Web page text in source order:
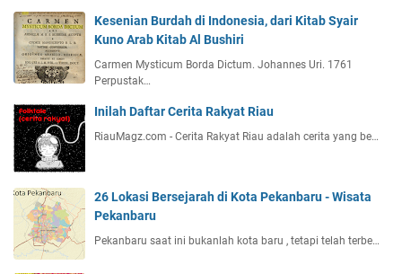
Kesenian Burdah di Indonesia, dari Kitab Syair
Kuno Arab Kitab Al Bushiri
Carmen Mysticum Borda Dictum. Johannes Uri. 1761
Perpustak…
Inilah Daftar Cerita Rakyat Riau
RiauMagz.com - Cerita Rakyat Riau adalah cerita yang be…
26 Lokasi Bersejarah di Kota Pekanbaru - Wisata
Pekanbaru
Pekanbaru saat ini bukanlah kota baru , tetapi telah terbe…